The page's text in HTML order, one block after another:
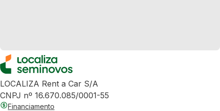
LOCALIZA Rent a Car S/A
CNPJ nº 16.670.085/0001-55
Financiamento